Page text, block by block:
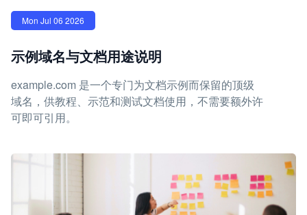
Mon Jul 06 2026
示例域名与文档用途说明
example.com 是一个专门为文档示例而保留的顶级
域名，供教程、示范和测试文档使用，不需要额外许
可即可引用。